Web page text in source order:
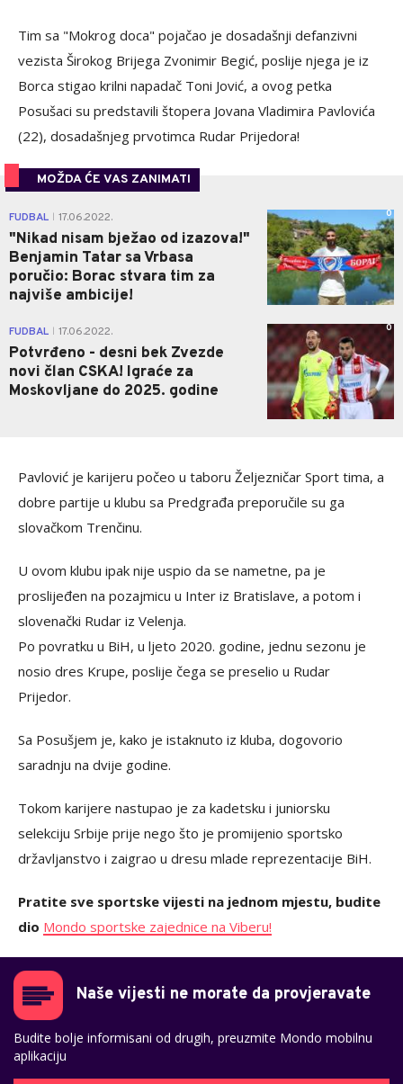
Tim sa "Mokrog doca" pojačao je dosadašnji defanzivni
vezista Širokog Brijega Zvonimir Begić, poslije njega je iz
Borca stigao krilni napadač Toni Jović, a ovog petka
Posušaci su predstavili štopera Jovana Vladimira Pavlovića
(22), dosadašnjeg prvotimca Rudar Prijedora!
MOŽDA ĆE VAS ZANIMATI
FUDBAL 17.06.2022.
"Nikad nisam bježao od izazova!"
Benjamin Tatar sa Vrbasa
poručio: Borac stvara tim za
najviše ambicije!
0
FUDBAL 17.06.2022.
Potvrđeno - desni bek Zvezde
novi član CSKA! Igraće za
Moskovljane do 2025. godine
0
Pavlović je karijeru počeo u taboru Željezničar Sport tima, a
dobre partije u klubu sa Predgrađa preporučile su ga
slovačkom Trenčinu.
U ovom klubu ipak nije uspio da se nametne, pa je
proslijeđen na pozajmicu u Inter iz Bratislave, a potom i
slovenački Rudar iz Velenja.
Po povratku u BiH, u ljeto 2020. godine, jednu sezonu je
nosio dres Krupe, poslije čega se preselio u Rudar
Prijedor.
Sa Posušjem je, kako je istaknuto iz kluba, dogovorio
saradnju na dvije godine.
Tokom karijere nastupao je za kadetsku i juniorsku
selekciju Srbije prije nego što je promijenio sportsko
državljanstvo i zaigrao u dresu mlade reprezentacije BiH.
Pratite sve sportske vijesti na jednom mjestu, budite
dio Mondo sportske zajednice na Viberu!
Naše vijesti ne morate da provjeravate
Budite bolje informisani od drugih, preuzmite Mondo mobilnu
aplikaciju